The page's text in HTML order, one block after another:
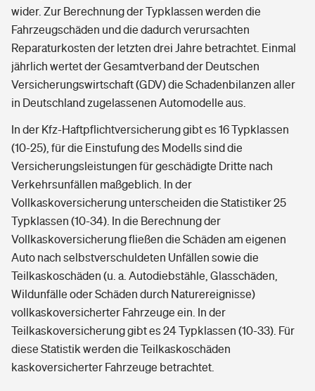
wider. Zur Berechnung der Typklassen werden die
Fahrzeugschäden und die dadurch verursachten
Reparaturkosten der letzten drei Jahre betrachtet. Einmal
jährlich wertet der Gesamtverband der Deutschen
Versicherungswirtschaft (GDV) die Schadenbilanzen aller
in Deutschland zugelassenen Automodelle aus.
In der Kfz-Haftpflichtversicherung gibt es 16 Typklassen
(10-25), für die Einstufung des Modells sind die
Versicherungsleistungen für geschädigte Dritte nach
Verkehrsunfällen maßgeblich. In der
Vollkaskoversicherung unterscheiden die Statistiker 25
Typklassen (10-34). In die Berechnung der
Vollkaskoversicherung fließen die Schäden am eigenen
Auto nach selbstverschuldeten Unfällen sowie die
Teilkaskoschäden (u. a. Autodiebstähle, Glasschäden,
Wildunfälle oder Schäden durch Naturereignisse)
vollkaskoversicherter Fahrzeuge ein. In der
Teilkaskoversicherung gibt es 24 Typklassen (10-33). Für
diese Statistik werden die Teilkaskoschäden
kaskoversicherter Fahrzeuge betrachtet.